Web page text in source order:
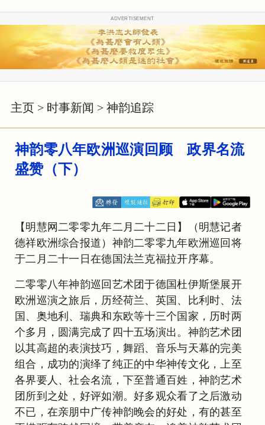
ADVERTISEMENT
主页 > 时事新闻 > 神韵追踪
神韵零八年欧洲巡演回顾 政界名流
盛赞（下）
【明慧网二零零九年二月二十二日】（明慧记者
德祥欧洲综合报道）神韵二零零九年欧洲巡回将
于二月二十一日在德国法兰克福拉开序幕。
二零零八年神韵巡回艺术团于德国杜伊斯堡展开
欧洲巡演之旅后，历经荷兰、英国、比利时、法
国、奥地利、瑞典和东欧等十三个国家，历时两
个多月，圆满完成了四十五场演出。神韵艺术团
以其高超的表演技巧，舞蹈、音乐与天幕的完美
组合，成功的演绎了纯正的中华神传文化，上至
各界要人、社会名流，下至普通百姓，神韵艺术
团所到之处，好评如潮。好多观众看了之后激动
不已，在亲朋中广传神韵晚会的好处，有的甚至